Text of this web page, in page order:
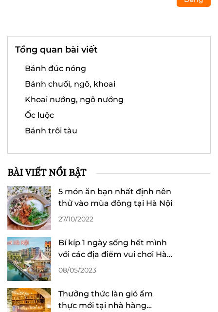
Tổng quan bài viết
Bánh đúc nóng
Bánh chuối, ngô, khoai
Khoai nướng, ngô nướng
Ốc luộc
Bánh trôi tàu
BÀI VIẾT NỔI BẬT
5 món ăn bạn nhất định nên
thử vào mùa đông tại Hà Nội
27/10/2022
Bí kíp 1 ngày sống hết mình
với các địa điểm vui chơi Hà
Nội
08/05/2023
Thưởng thức làn gió ẩm
thực mới tại nhà hàng